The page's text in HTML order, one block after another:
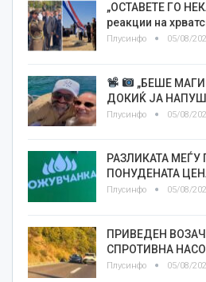
„ОСТАВЕТЕ ГО
реакции на
Плусинфо 05/08/
„БЕШЕ
ДОКИЌ ЈА
Плусинфо 05/08/
РАЗЛИКАТА
ПОНУДЕНАТА
Плусинфо 05/08/
ПРИВЕДЕН
СПРОТИВНА
Плусинфо 05/08/